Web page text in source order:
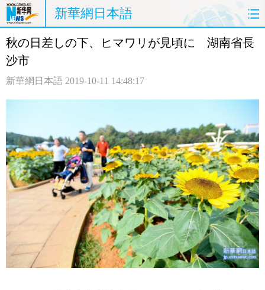
新華網日本語
ホームページ 政治 経済
中日対訳
秋の日差しの下、ヒマワリが見頃に 湖南省長
沙市
新華網日本語 2019-10-11 14:48:17